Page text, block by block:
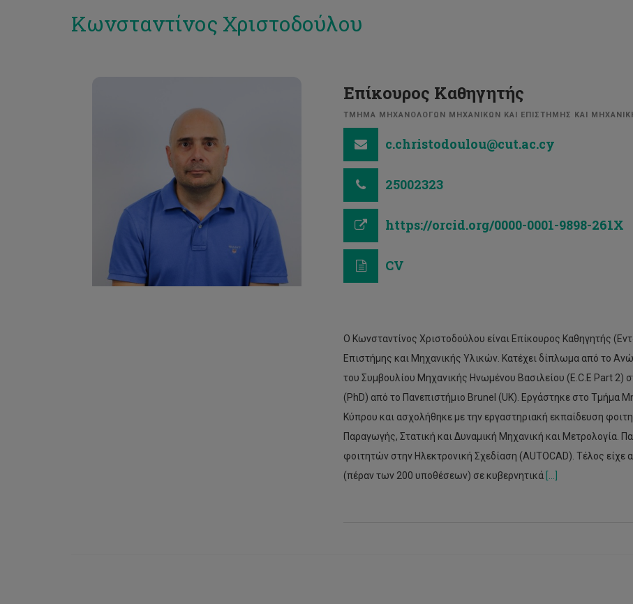
Κωνσταντίνος Χριστοδούλου
Επίκουρος Καθηγητής
ΤΜΗΜΑ ΜΗΧΑΝΟΛΟΓΩΝ ΜΗΧΑΝΙΚΩΝ ΚΑΙ ΕΠΙΣΤΗΜΗΣ ΚΑΙ
c.christodoulou@cut.ac.cy
25002323
https://orcid.org/0000-0001-9898-261X
CV
Ο Κωνσταντίνος Χριστοδούλου είναι Επίκουρος Καθηγητής
Επιστήμης και Μηχανικής Υλικών. Κατέχει δίπλωμα από το
του Συμβουλίου Μηχανικής Ηνωμένου Βασιλείου (E.C.E Part 2)
(PhD) από το Πανεπιστήμιο Brunel (UK). Εργάστηκε στο Τμήμα
Κύπρου και ασχολήθηκε με την εργαστηριακή εκπαίδευση
Παραγωγής, Στατική και Δυναμική Μηχανική και Μετρολογία.
φοιτητών στην Ηλεκτρονική Σχεδίαση (AUTOCAD). Τέλος
(πέραν των 200 υποθέσεων) σε κυβερνητικά